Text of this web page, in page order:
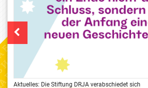
Aktuelles Die Stiftung DRJA verabschiedet sich